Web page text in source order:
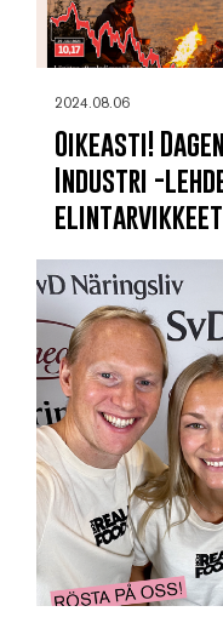
2024.08.06
Oikeasti!
Industri -
elintarvikkeet